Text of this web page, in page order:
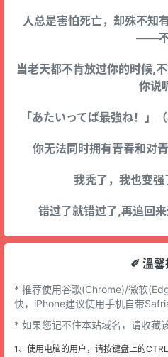
人总是害怕死亡，却殊不知
——
当老天都不肯放过你的时候,
你说
「あたいってば最強ね！
你无法同时拥有青春和
我秃了，我也变
错过了就错过了,再追回
✐ 溫馨
* 推荐使用谷歌(Chrome)/微软
快，iPhone建议使用手机自带
* 如果您记不住本站域名，请收藏
1、使用电脑的用户，请按键盘上的